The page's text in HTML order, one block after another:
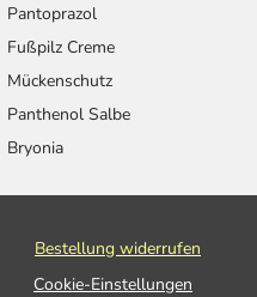
Pantoprazol
Fußpilz Creme
Mückenschutz
Panthenol Salbe
Bryonia
Bestellung widerrufen
Cookie-Einstellungen